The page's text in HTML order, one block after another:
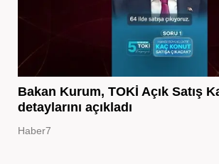
Bakan Kurum, TOKİ Açık Satış
detaylarını açıkladı
Haber7